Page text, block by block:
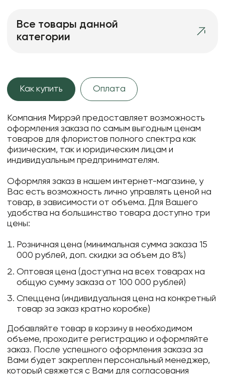
Все товары данной
категории
Как купить Оплата
Компания Миррэй предоставляет возможность
оформления заказа по самым выгодным ценам
товаров для флористов полного спектра как
физическим, так и юридическим лицам и
индивидуальным предпринимателям.
Оформляя заказ в нашем интернет-магазине, у
Вас есть возможность лично управлять ценой на
товар, в зависимости от объема. Для Вашего
удобства на большинство товара доступно три
цены:
Розничная цена (минимальная сумма заказа 15
000 рублей, доп. скидки за объем до 8%)
Оптовая цена (доступна на всех товарах на
общую сумму заказа от 100 000 рублей)
Спеццена (индивидуальная цена на конкретный
товар за заказ кратно коробке)
Добавляйте товар в корзину в необходимом
объеме, проходите регистрацию и оформляйте
заказ. После успешного оформления заказа за
Вами будет закреплен персональный менеджер,
который свяжется с Вами для согласования